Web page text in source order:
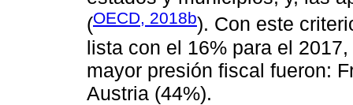
(OECD, 2018b). Con este
lista con el 16% para el
mayor presión fiscal fueron:
Austria (44%).